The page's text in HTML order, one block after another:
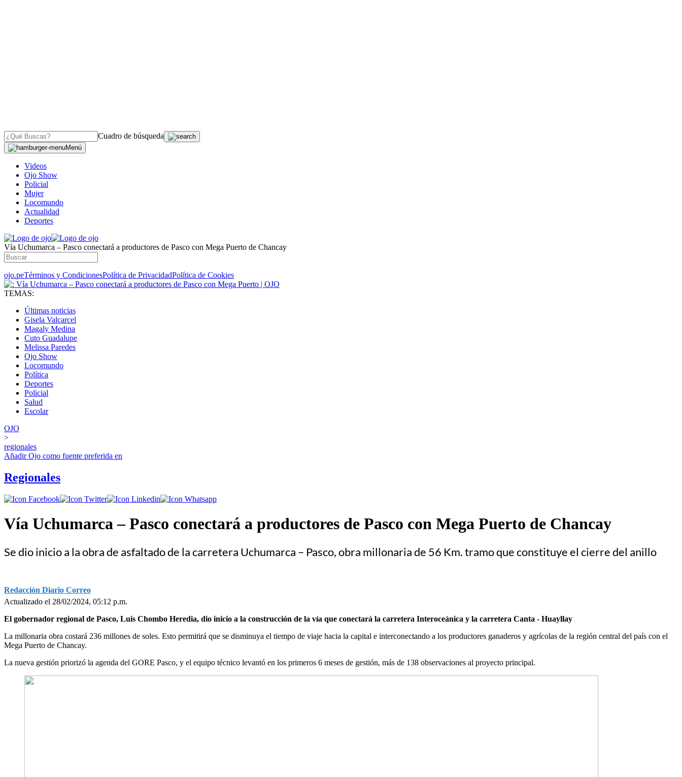
Cuadro de búsqueda
Menú
Videos
Ojo Show
Policial
Mujer
Locomundo
Actualidad
Deportes
Vía Uchumarca – Pasco conectará a productores de Pasco con Mega Puerto de Chancay
ojo.peTérminos y CondicionesPolítica de PrivacidadPolítica de Cookies
TEMAS:
Últimas noticias
Gisela Valcarcel
Magaly Medina
Cuto Guadalupe
Melissa Paredes
Ojo Show
Locomundo
Política
Deportes
Policial
Salud
Escolar
OJO
>
regionales
AñadirOjo como fuente preferida en
Regionales
Vía Uchumarca – Pasco conectará a productores de Pasco con Mega Puerto de Chancay
Se dio inicio a la obra de asfaltado de la carretera Uchumarca – Pasco, obra millonaria de 56 Km. tramo que constituye el cierre del anillo
Redacción Diario Correo
Actualizado el 28/02/2024, 05:12 p.m.
El gobernador regional de Pasco, Luis Chombo Heredia, dio inicio a la construcción de la vía que conectará la carretera Interoceánica y la carretera Canta - Huayllay
La millonaria obra costará 236 millones de soles. Esto permitirá que se disminuya el tiempo de viaje hacia la capital e interconectando a los productores ganaderos y agrícolas de la región central del país con el
Mega Puerto de Chancay.
La nueva gestión priorizó la agenda del GORE Pasco, y el equipo técnico levantó en los primeros 6 meses de gestión, más de 138 observaciones al proyecto principal.